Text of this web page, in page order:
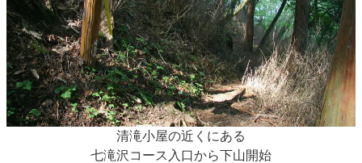
清滝小屋の近くにある
七滝沢コース入口から下山開始